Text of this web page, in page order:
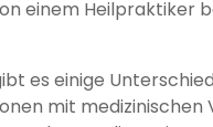
einem Heilpraktiker
es einige
mit